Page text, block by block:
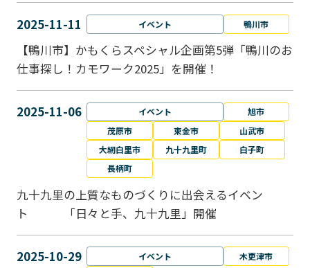
2025-11-11 イベント 鴨川市
【鴨川市】かもくらスペシャル企画第5弾「鴨川のお
仕事探し！カモワーク2025」を開催！
2025-11-06 イベント
旭市
茂原市
東金市
山武市
大網白里市
九十九里町
白子町
長柄町
九十九里の上質なものづくりに出会えるイベン
ト 「日々と手、九十九里」開催
2025-10-29 イベント
木更津市